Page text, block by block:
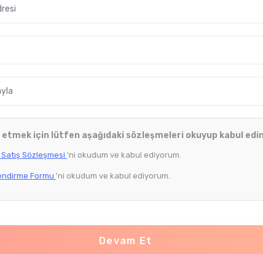
etmek için lütfen aşağıdaki sözleşmeleri okuyup kabul
Sözleşmesi 'ni okudum ve kabul ediyorum.
Formu 'ni okudum ve kabul ediyorum.
Devam Et